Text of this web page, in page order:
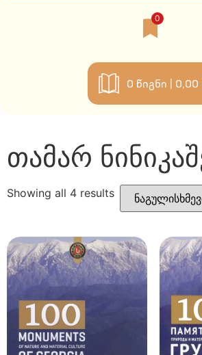
0
0 წიგნი | 0,00
თამარ
Showing all 4 results